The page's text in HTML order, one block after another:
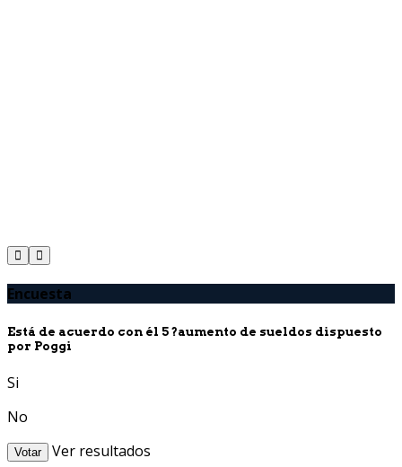
Encuesta
Está de acuerdo con él 5 ?aumento de sueldos dispuesto
por Poggi
Si
No
Votar Ver resultados